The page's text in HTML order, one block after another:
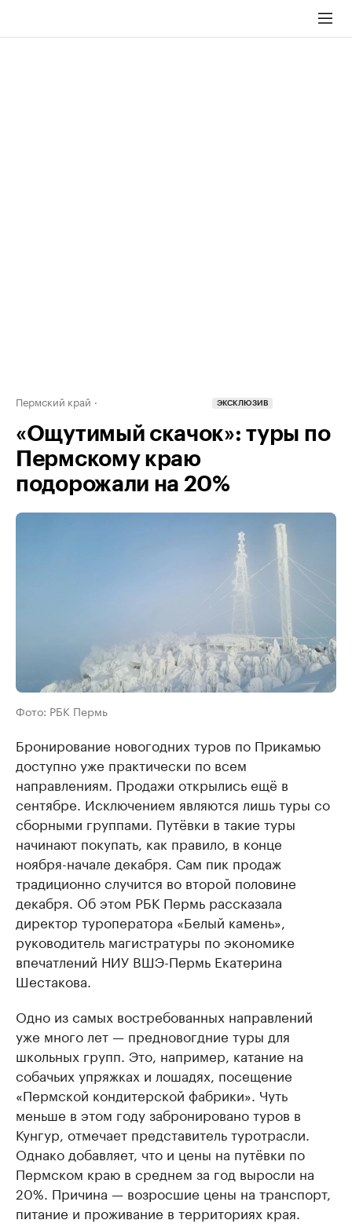
Пермский край ЭКСКЛЮЗИВ
«Ощутимый скачок»: туры по
Пермскому краю
подорожали на 20%
Фото: РБК Пермь
Бронирование новогодних туров по Прикамью
доступно уже практически по всем
направлениям. Продажи открылись ещё в
сентябре. Исключением являются лишь туры со
сборными группами. Путёвки в такие туры
начинают покупать, как правило, в конце
ноября-начале декабря. Сам пик продаж
традиционно случится во второй половине
декабря. Об этом РБК Пермь рассказала
директор туроператора «Белый камень»,
руководитель магистратуры по экономике
впечатлений НИУ ВШЭ-Пермь Екатерина
Шестакова.
Одно из самых востребованных направлений
уже много лет — предновогдние туры для
школьных групп. Это, например, катание на
собачьих упряжках и лошадях, посещение
«Пермской кондитерской фабрики». Чуть
меньше в этом году забронировано туров в
Кунгур, отмечает представитель туротрасли.
Однако добавляет, что и цены на путёвки по
Пермском краю в среднем за год выросли на
20%. Причина — возросшие цены на транспорт,
питание и проживание в территориях края.